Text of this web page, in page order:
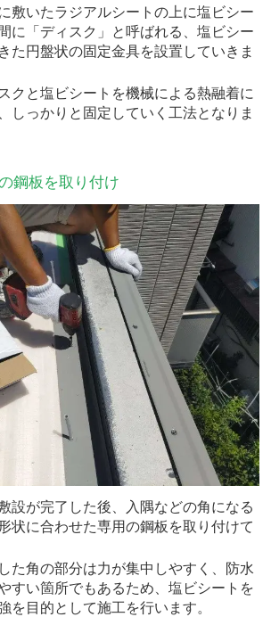
敷いたラジアルシートの上に塩ビシー
に「ディスク」と呼ばれる、塩ビシー
た円盤状の固定金具を設置していきま
クと塩ビシートを機械による熱融着に
しっかりと固定していく工法となりま
鋼板を取り付け
設が完了した後、入隅などの角になる
状に合わせた専用の鋼板を取り付けて
た角の部分は力が集中しやすく、防水
すい箇所でもあるため、塩ビシートを
を目的として施工を行います。